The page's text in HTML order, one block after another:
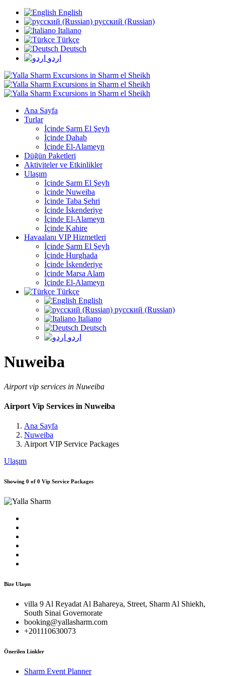
English
русский (Russian)
Italiano
Türkçe
Deutsch
اردو
Ana Sayfa
Turlar
İçinde Şarm El Şeyh
İçinde Dahab
İçinde El-Alameyn
Düğün Paketleri
Aktiviteler ve Etkinlikler
Ulaşım
İçinde Şarm El Şeyh
İçinde Nuweiba
İçinde Taba Şehri
İçinde İskenderiye
İçinde El-Alameyn
İçinde Kahire
Havaalanı VIP Hizmetleri
İçinde Şarm El Şeyh
İçinde Hurghada
İçinde İskenderiye
İçinde Marsa Alam
İçinde El-Alameyn
Türkçe
English
русский (Russian)
Italiano
Deutsch
اردو
Nuweiba
Airport vip services in Nuweiba
Airport Vip Services in Nuweiba
Ana Sayfa
Nuweiba
Airport VIP Service Packages
Ulaşım
Showing 0 of 0 Vip Service Packages
Bize Ulaşın
villa 9 Al Reyadat Al Bahareya, Street, Sharm Al Shiekh,
South Sinai Governorate
booking@yallasharm.com
+201110630073
Önerilen Linkler
Sharm Event Planner